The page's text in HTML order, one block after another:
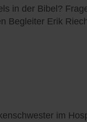
in der Bibel?
Begleiter Erik
im